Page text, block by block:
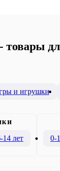
товары
и игрушки
14 лет
0-